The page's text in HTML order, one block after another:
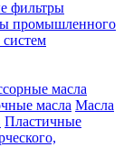
фильтры
промышленного
масла
масла Масла
Пластичные